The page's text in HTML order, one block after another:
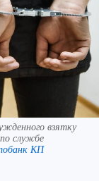
взятку
службе
КП